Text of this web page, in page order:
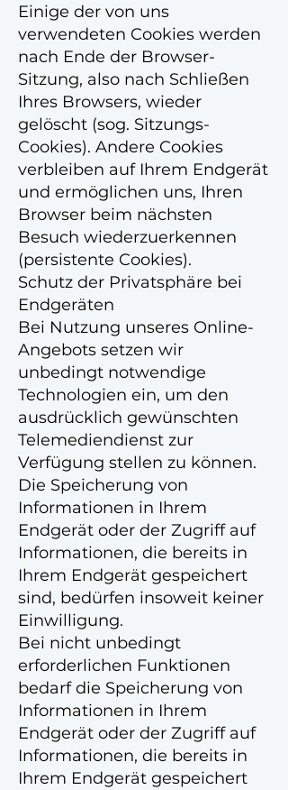
Einige der von uns
verwendeten Cookies werden
nach Ende der Browser-
Sitzung, also nach Schließen
Ihres Browsers, wieder
gelöscht (sog. Sitzungs-
Cookies). Andere Cookies
verbleiben auf Ihrem Endgerät
und ermöglichen uns, Ihren
Browser beim nächsten
Besuch wiederzuerkennen
(persistente Cookies).
Schutz der Privatsphäre bei
Endgeräten
Bei Nutzung unseres Online-
Angebots setzen wir
unbedingt notwendige
Technologien ein, um den
ausdrücklich gewünschten
Telemediendienst zur
Verfügung stellen zu können.
Die Speicherung von
Informationen in Ihrem
Endgerät oder der Zugriff auf
Informationen, die bereits in
Ihrem Endgerät gespeichert
sind, bedürfen insoweit keiner
Einwilligung.
Bei nicht unbedingt
erforderlichen Funktionen
bedarf die Speicherung von
Informationen in Ihrem
Endgerät oder der Zugriff auf
Informationen, die bereits in
Ihrem Endgerät gespeichert